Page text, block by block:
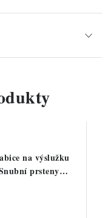
na výslužku
prsteny